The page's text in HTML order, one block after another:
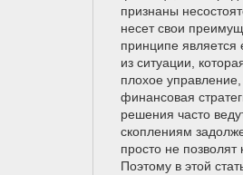
признаны
несет свои
принципе
из ситуации,
плохое
финансовая
решения часто
скоплениям
просто не позволят
Поэтому в этой